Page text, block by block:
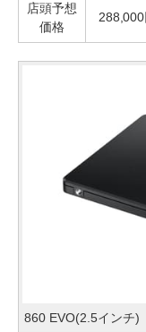
店頭予想
価格
288,000
860 EVO(2.5インチ)